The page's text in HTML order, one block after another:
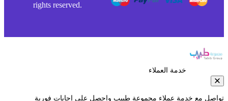
rights reserved.
خدمة العملاء
مع خدمة عملاء مجموعة طبيب واحصل على إجابات فورية